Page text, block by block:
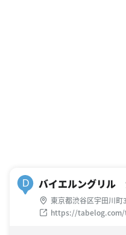
D バイエルングリル
東京都渋谷区宇田川町
https://tabelog.com/